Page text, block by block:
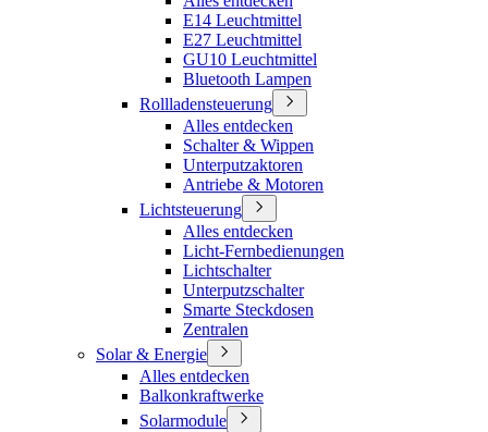
E14 Leuchtmittel
E27 Leuchtmittel
GU10 Leuchtmittel
Bluetooth Lampen
Rollladensteuerung
Alles entdecken
Schalter & Wippen
Unterputzaktoren
Antriebe & Motoren
Lichtsteuerung
Alles entdecken
Licht-Fernbedienungen
Lichtschalter
Unterputzschalter
Smarte Steckdosen
Zentralen
Solar & Energie
Alles entdecken
Balkonkraftwerke
Solarmodule